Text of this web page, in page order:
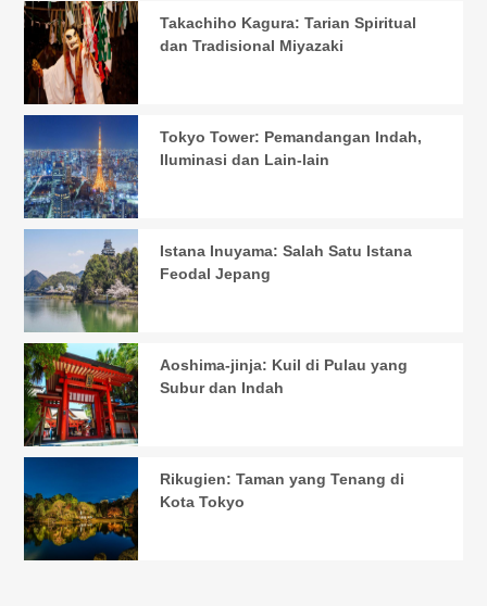
Takachiho Kagura: Tarian Spiritual
dan Tradisional Miyazaki
Tokyo Tower: Pemandangan Indah,
Iluminasi dan Lain-lain
Istana Inuyama: Salah Satu Istana
Feodal Jepang
Aoshima-jinja: Kuil di Pulau yang
Subur dan Indah
Rikugien: Taman yang Tenang di
Kota Tokyo